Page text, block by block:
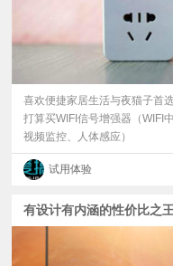
喜欢便捷家居生活与夜猫子首
打算买WIFI信号增强器（WIFI
视频监控、人体感应）
试用体验